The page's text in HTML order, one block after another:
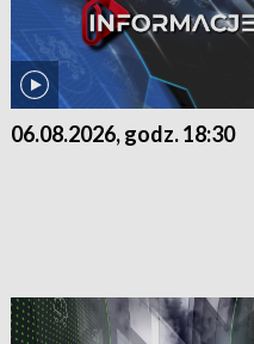
06.08.2026, godz. 18:30